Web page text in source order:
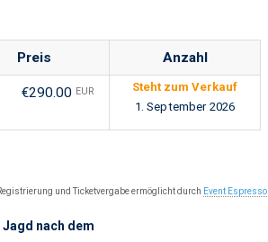
Preis Anzahl
€290.00 EUR
Steht zum Verkauf
1. September 2026
und Ticketvergabe ermöglicht durch Event Espresso
nach dem